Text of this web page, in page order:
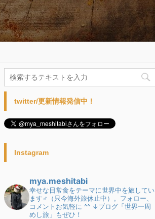
twitter/更新情報発信中！
Instagram
mya.meshitabi
幸せな日常食をテーマに世界中を旅してい
ます♂（只今海外旅休止中）。フォロー、
コメントお気軽に ^^ ↓ブログ「世界一周
めし旅」もぜひ！